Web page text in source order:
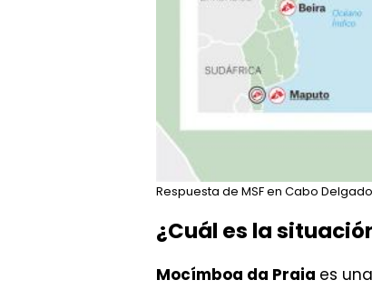
Respuesta de MSF en Cabo
¿Cuál es la
Mocímboa da Praia es